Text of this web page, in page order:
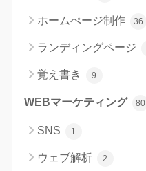
ホームぺージ制作 36
ランディングページ
覚え書き 9
WEBマーケティング 80
SNS 1
ウェブ解析 2